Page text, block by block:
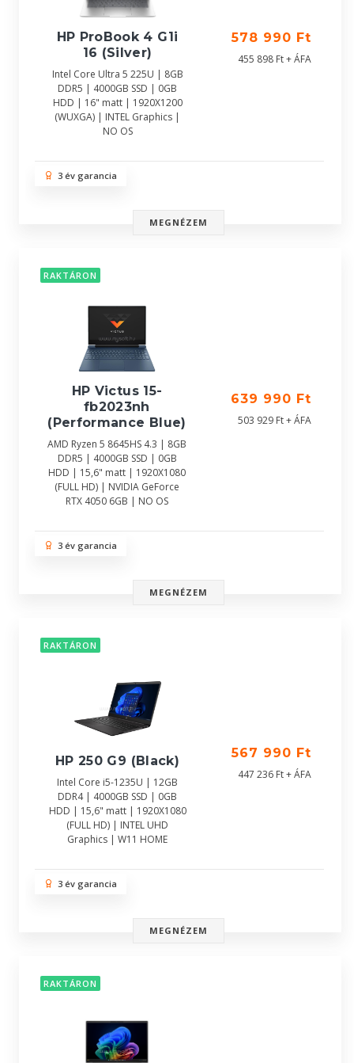
HP ProBook 4 G1i
16 (Silver)
Intel Core Ultra 5 225U | 8GB
DDR5 | 4000GB SSD | 0GB
HDD | 16" matt | 1920X1200
(WUXGA) | INTEL Graphics |
NO OS
578 990 Ft
455 898 Ft + ÁFA
3 év garancia
MEGNÉZEM
RAKTÁRON
HP Victus 15-
fb2023nh
(Performance Blue)
AMD Ryzen 5 8645HS 4.3 | 8GB
DDR5 | 4000GB SSD | 0GB
HDD | 15,6" matt | 1920X1080
(FULL HD) | NVIDIA GeForce
RTX 4050 6GB | NO OS
639 990 Ft
503 929 Ft + ÁFA
3 év garancia
MEGNÉZEM
RAKTÁRON
HP 250 G9 (Black)
Intel Core i5-1235U | 12GB
DDR4 | 4000GB SSD | 0GB
HDD | 15,6" matt | 1920X1080
(FULL HD) | INTEL UHD
Graphics | W11 HOME
567 990 Ft
447 236 Ft + ÁFA
3 év garancia
MEGNÉZEM
RAKTÁRON